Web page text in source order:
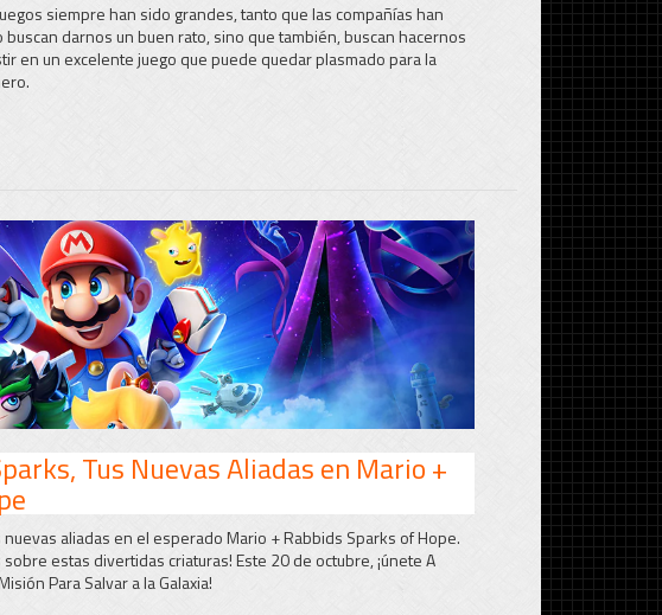
siempre han sido grandes, tanto que las compañías han
darnos un buen rato, sino que también, buscan hacernos
en un excelente juego que puede quedar plasmado para la
Tus Nuevas Aliadas en Mario +
aliadas en el esperado Mario + Rabbids Sparks of Hope.
estas divertidas criaturas! Este 20 de octubre, ¡únete A
Para Salvar a la Galaxia!